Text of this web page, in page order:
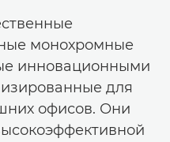
монохромные
инновационными
для
офисов. Они